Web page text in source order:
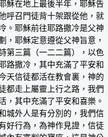
穌在地上最後半年，耶穌告
呼召門徒背十架跟從他，就
。耶穌前往耶路撒冷是父神
，耶穌定意遵從父神旨意，
第三篇（一二二篇），以色
路撒冷，其中充滿了平安和
天信徒都活在教會裏，神的
都走上屬靈上行之路，我們
，其中充滿了平安和喜樂。
城外人是有分別的，我們信
好行為，為神作見證，信徒